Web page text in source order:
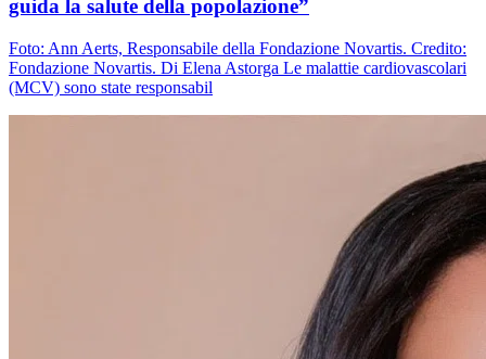
guida la salute della popolazione”
Foto: Ann Aerts, Responsabile della Fondazione Novartis. Credito:
Fondazione Novartis. Di Elena Astorga Le malattie cardiovascolari
(MCV) sono state responsabil